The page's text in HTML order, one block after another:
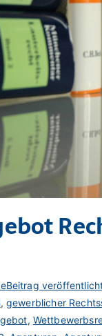
Beitrag
,gewerblicher
,